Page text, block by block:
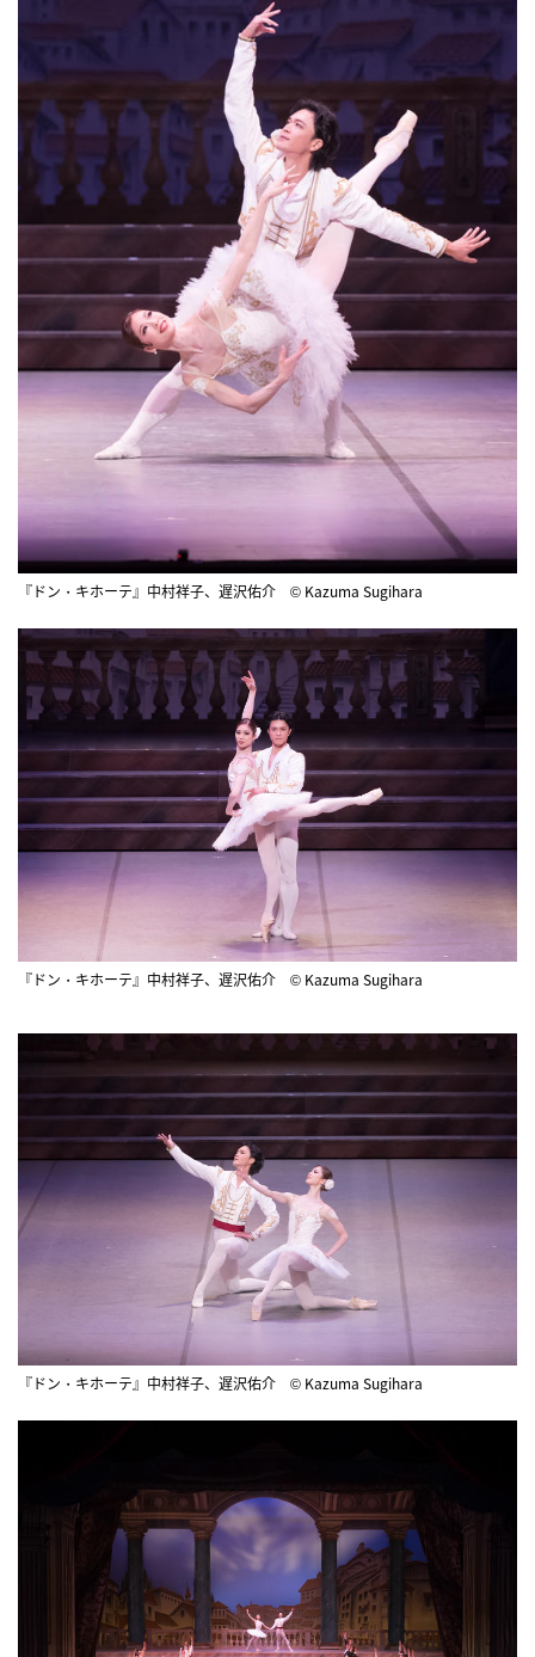
『ドン・キホーテ』中村祥子、遅沢佑介 © Kazuma Sugihara
『ドン・キホーテ』中村祥子、遅沢佑介 © Kazuma Sugihara
『ドン・キホーテ』中村祥子、遅沢佑介 © Kazuma Sugihara